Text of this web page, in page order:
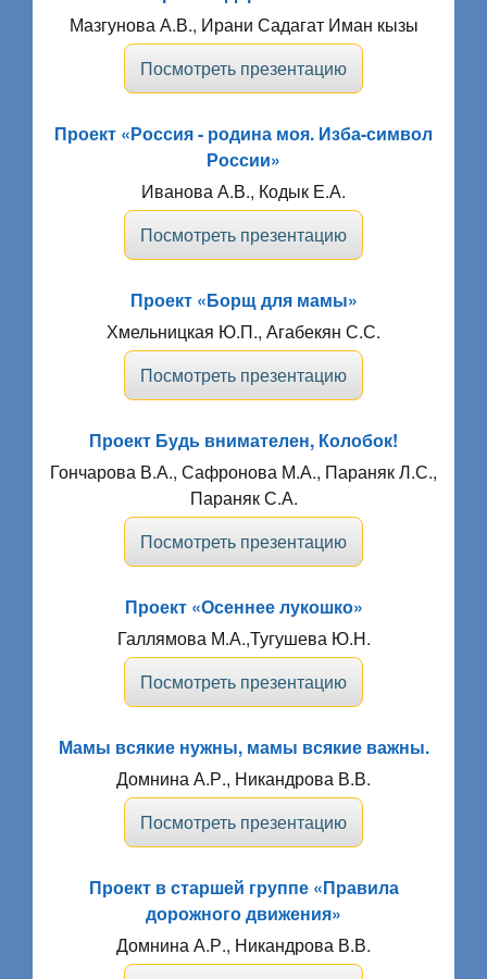
Мазгунова А.В., Ирани Садагат Иман кызы
Посмотреть презентацию
Проект «Россия - родина моя. Изба-символ
России»
Иванова А.В., Кодык Е.А.
Посмотреть презентацию
Проект «Борщ для мамы»
Хмельницкая Ю.П., Агабекян С.С.
Посмотреть презентацию
Проект Будь внимателен, Колобок!
Гончарова В.А., Сафронова М.А., Параняк Л.С.,
Параняк С.А.
Посмотреть презентацию
Проект «Осеннее лукошко»
Галлямова М.А.,Тугушева Ю.Н.
Посмотреть презентацию
Мамы всякие нужны, мамы всякие важны.
Домнина А.Р., Никандрова В.В.
Посмотреть презентацию
Проект в старшей группе «Правила
дорожного движения»
Домнина А.Р., Никандрова В.В.